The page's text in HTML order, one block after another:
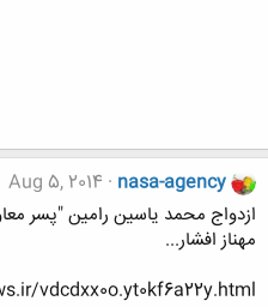
nasa-agency
Aug 5, 2014
ازدواج محمد یاسین رامین "پسر
مهناز افشار...
vdcdxx0o.yt0kf6a22y.html